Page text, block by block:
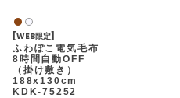
ブログ
ウォルナット
白2
[WEB限定]
ふわぽこ電気毛布
8時間自動OFF
（掛け敷き）
188x130cm
KDK-75252